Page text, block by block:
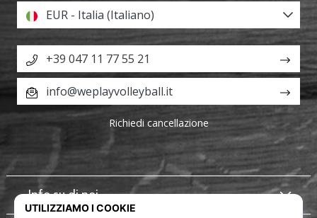
Info su di noi
EUR - Italia (Italiano)
+39 047 11 77 55 21
info@weplayvolleyball.it
Richiedi cancellazione